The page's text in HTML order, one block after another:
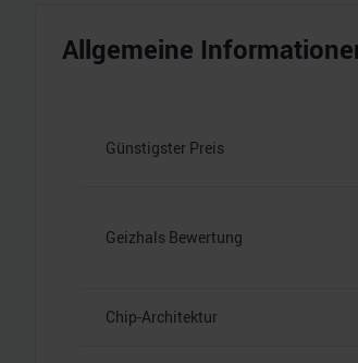
Allgemeine
Günstigster Preis
Geizhals Bewertung
Chip-Architektur